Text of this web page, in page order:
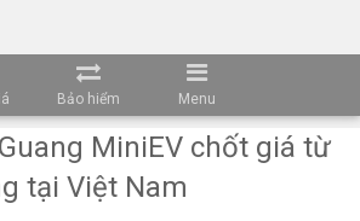
Bảo hiểm Menu
MiniEV chốt giá từ
tại Việt Nam